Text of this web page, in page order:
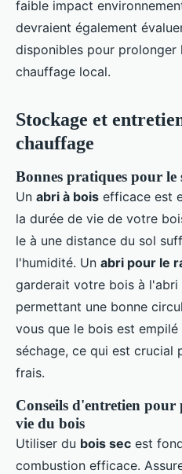
faible impact
devraient également
disponibles pour prolonger
chauffage local.
Stockage et
chauffage
Bonnes pratiques pour le
Un abri à bois efficace est
la durée de vie de votre
le à une distance du sol
l'humidité. Un abri pour le
garderait votre bois à
permettant une bonne
vous que le bois est
séchage, ce qui est crucial
frais.
Conseils d'entretien
vie du bois
Utiliser du bois sec est
combustion efficace.